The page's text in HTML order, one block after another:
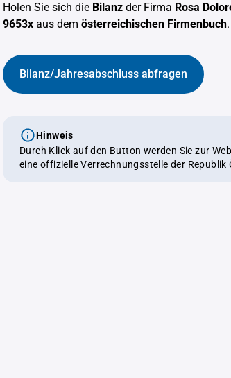
Holen Sie sich die Bilanz der Firma Rosa
9653x aus dem österreichischen Firmenbuch.
Bilanz/Jahresabschluss abfragen
Hinweis
Durch Klick auf den Button werden Sie zur
eine offizielle Verrechnungsstelle der Republik